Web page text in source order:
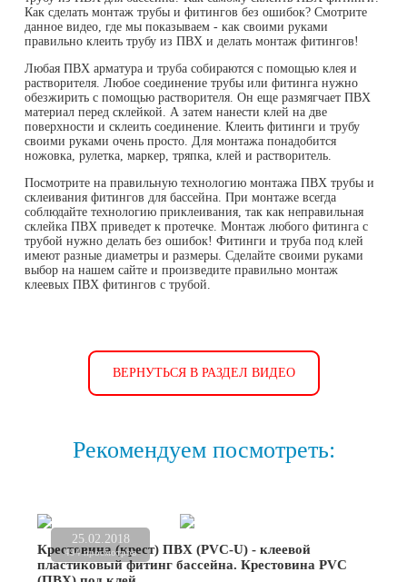
Как сделать монтаж трубы и фитингов без ошибок? Смотрите
данное видео, где мы показываем - как своими руками
правильно клеить трубу из ПВХ и делать монтаж фитингов!
Любая ПВХ арматура и труба собираются с помощью клея и
растворителя. Любое соединение трубы или фитинга нужно
обезжирить с помощью растворителя. Он еще размягчает ПВХ
материал перед склейкой. А затем нанести клей на две
поверхности и склеить соединение. Клеить фитинги и трубу
своими руками очень просто. Для монтажа понадобится
ножовка, рулетка, маркер, тряпка, клей и растворитель.
Посмотрите на правильную технологию монтажа ПВХ трубы и
склеивания фитингов для бассейна. При монтаже всегда
соблюдайте технологию приклеивания, так как неправильная
склейка ПВХ приведет к протечке. Монтаж любого фитинга с
трубой нужно делать без ошибок! Фитинги и труба под клей
имеют разные диаметры и размеры. Сделайте своими руками
выбор на нашем сайте и произведите правильно монтаж
клеевых ПВХ фитингов с трубой.
ВЕРНУТЬСЯ В РАЗДЕЛ ВИДЕО
Рекомендуем посмотреть:
25.02.2018
494 просмотров
Крестовина (крест) ПВХ (PVC-U) - клеевой
пластиковый фитинг бассейна. Крестовина PVC